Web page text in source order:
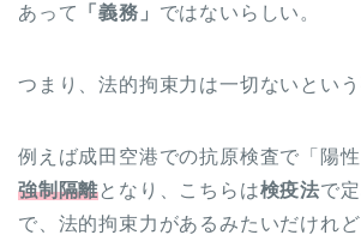
あって
「義務」 ではないらしい。
つまり、法的拘束力は一切ないという
例えば成田空港での抗原検査で「陽
強制隔離となり、こちらは検疫法で
で、法的拘束力があるみたいだけれど